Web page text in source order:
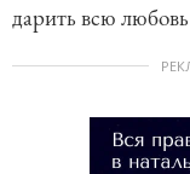
дарить всю